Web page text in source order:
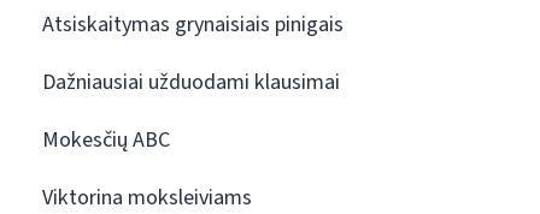
Atsiskaitymas grynaisiais pinigais
Dažniausiai užduodami klausimai
Mokesčių ABC
Viktorina moksleiviams